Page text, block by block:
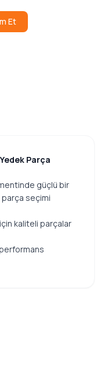
Et
Parça
güçlü bir
seçimi
kaliteli parçalar